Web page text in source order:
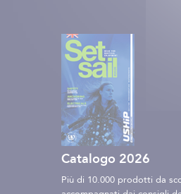
Catalogo 2026
Più di 10.000 prodotti da